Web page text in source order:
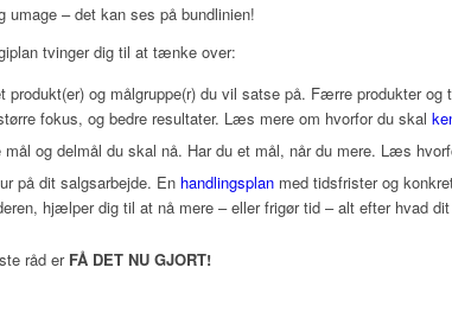
umage – det kan ses på bundlinien!
tvinger dig til at tænke over:
produkt(er) og målgruppe(r) du vil satse på. Færre produkter og
fokus, og bedre resultater. Læs mere om hvorfor du skal
mål og delmål du skal nå. Har du et mål, når du mere. Læs
på dit salgsarbejde. En handlingsplan med tidsfrister og
hjælper dig til at nå mere – eller frigør tid – alt efter hvad
råd er FÅ DET NU GJORT!